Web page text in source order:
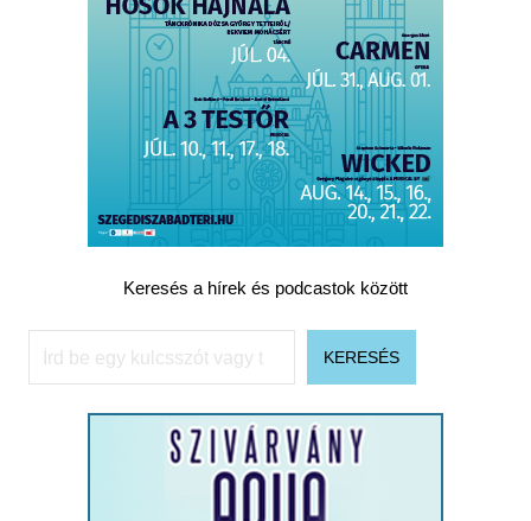
Keresés a hírek és podcastok között
Keresés
KERESÉS